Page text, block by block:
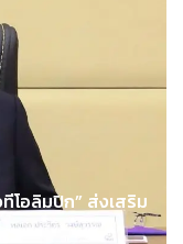
โอลิมปิก” ส่งเสริม